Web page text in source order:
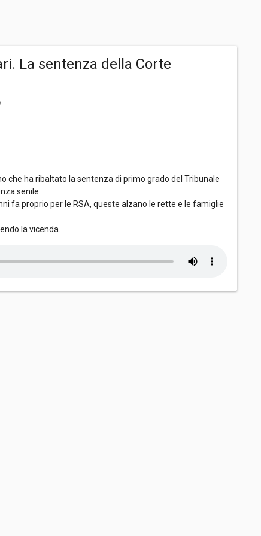
La sentenza della Corte
che ha ribaltato la sentenza di primo grado del Tribunale
senile.
fa proprio per le RSA, queste alzano le rette e le famiglie
la vicenda.